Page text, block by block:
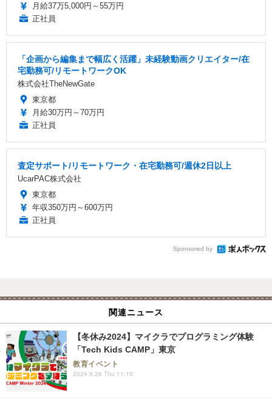
月給37万5,000円～55万円
正社員
「企画から編集まで幅広く活躍」未経験動画クリエイター/在
宅勤務可/リモートワークOK
株式会社TheNewGate
東京都
月給30万円～70万円
正社員
査定サポート/リモートワーク・在宅勤務可/週休2日以上
UcarPAC株式会社
東京都
年収350万円～600万円
正社員
Sponsored by
関連ニュース
【冬休み2024】マイクラでプログラミング体験
「Tech Kids CAMP」東京
教育イベント
2024.9.26 Thu 11:15